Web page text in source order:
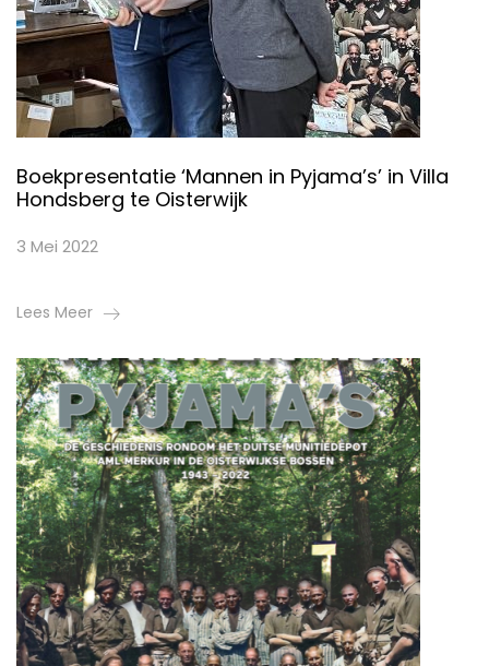
Boekpresentatie ‘Mannen in Pyjama’s’ in Villa
Hondsberg te Oisterwijk
3 Mei 2022
Lees Meer